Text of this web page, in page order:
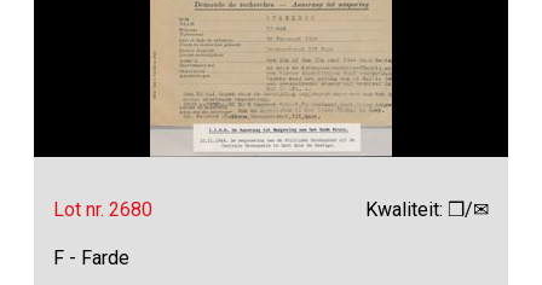
Lot nr. 2680 Kwaliteit: ❒/✉
F - Farde